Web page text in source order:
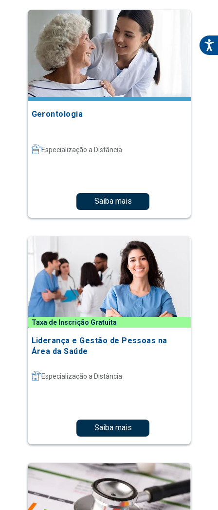
Gerontologia
Especialização a Distância
Saiba mais
Taxa de Inscrição Gratuita
Liderança e Gestão de Pessoas na
Área da Saúde
Especialização a Distância
Saiba mais